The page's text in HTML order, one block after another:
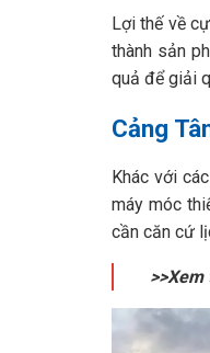
Lợi thế về
thành sản
quả để giải
Cảng
Khác với
máy móc
cần căn cứ